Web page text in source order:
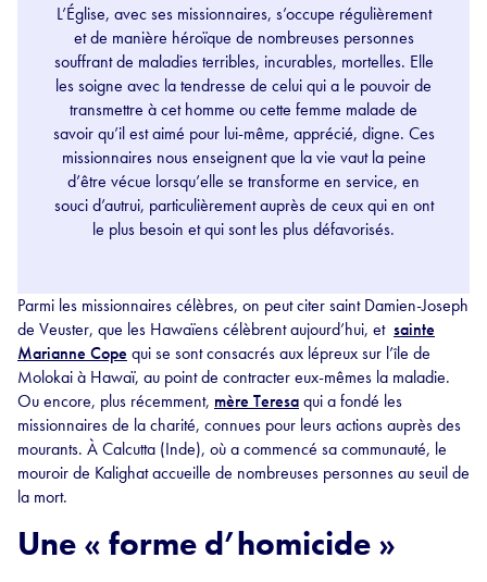
L’Église, avec ses missionnaires, s’occupe régulièrement
et de manière héroïque de nombreuses personnes
souffrant de maladies terribles, incurables, mortelles. Elle
les soigne avec la tendresse de celui qui a le pouvoir de
transmettre à cet homme ou cette femme malade de
savoir qu’il est aimé pour lui-même, apprécié, digne. Ces
missionnaires nous enseignent que la vie vaut la peine
d’être vécue lorsqu’elle se transforme en service, en
souci d’autrui, particulièrement auprès de ceux qui en ont
le plus besoin et qui sont les plus défavorisés.
Parmi les missionnaires célèbres, on peut citer saint Damien-Joseph
de Veuster, que les Hawaïens célèbrent aujourd’hui, et sainte
Marianne Cope qui se sont consacrés aux lépreux sur l’île de
Molokai à Hawaï, au point de contracter eux-mêmes la maladie.
Ou encore, plus récemment, mère Teresaqui a fondé les
missionnaires de la charité, connues pour leurs actions auprès des
mourants. À Calcutta (Inde), où a commencé sa communauté, le
mouroir de Kalighat accueille de nombreuses personnes au seuil de
la mort.
Une « forme d’homicide »